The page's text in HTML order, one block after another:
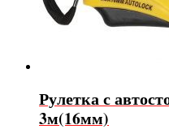
Рулетка с
3м(16мм)